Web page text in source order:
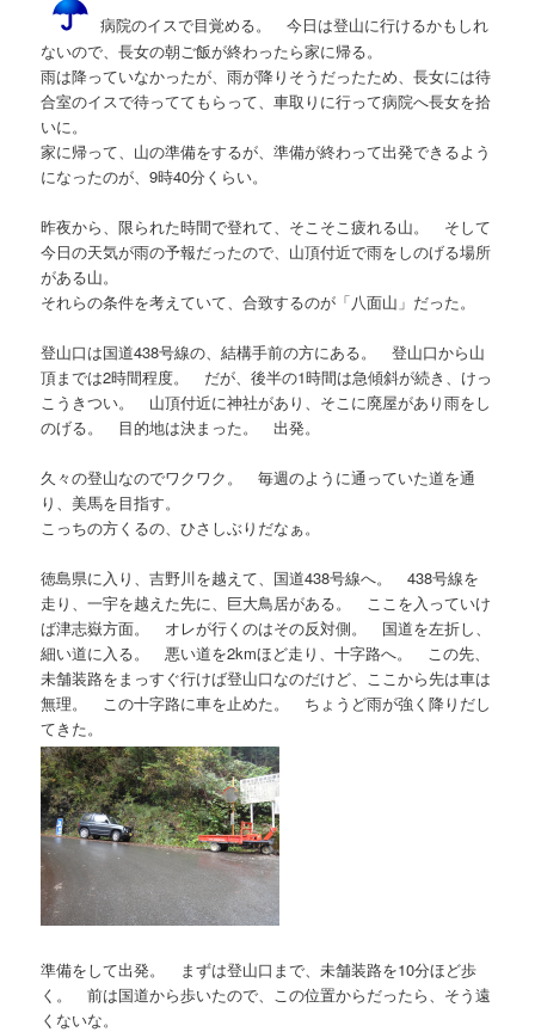
病院のイスで目覚める。 今日は登山に行けるかもしれ
ないので、長女の朝ご飯が終わったら家に帰る。
雨は降っていなかったが、雨が降りそうだったため、長女には待
合室のイスで待っててもらって、車取りに行って病院へ長女を拾
いに。
家に帰って、山の準備をするが、準備が終わって出発できるよう
になったのが、9時40分くらい。
昨夜から、限られた時間で登れて、そこそこ疲れる山。 そして
今日の天気が雨の予報だったので、山頂付近で雨をしのげる場所
がある山。
それらの条件を考えていて、合致するのが「八面山」だった。
登山口は国道438号線の、結構手前の方にある。 登山口から山
頂までは2時間程度。 だが、後半の1時間は急傾斜が続き、けっ
こうきつい。 山頂付近に神社があり、そこに廃屋があり雨をし
のげる。 目的地は決まった。 出発。
久々の登山なのでワクワク。 毎週のように通っていた道を通
り、美馬を目指す。
こっちの方くるの、ひさしぶりだなぁ。
徳島県に入り、吉野川を越えて、国道438号線へ。 438号線を
走り、一宇を越えた先に、巨大鳥居がある。 ここを入っていけ
ば津志嶽方面。 オレが行くのはその反対側。 国道を左折し、
細い道に入る。 悪い道を2kmほど走り、十字路へ。 この先、
未舗装路をまっすぐ行けば登山口なのだけど、ここから先は車は
無理。 この十字路に車を止めた。 ちょうど雨が強く降りだし
てきた。
準備をして出発。 まずは登山口まで、未舗装路を10分ほど歩
く。 前は国道から歩いたので、この位置からだったら、そう遠
くないな。